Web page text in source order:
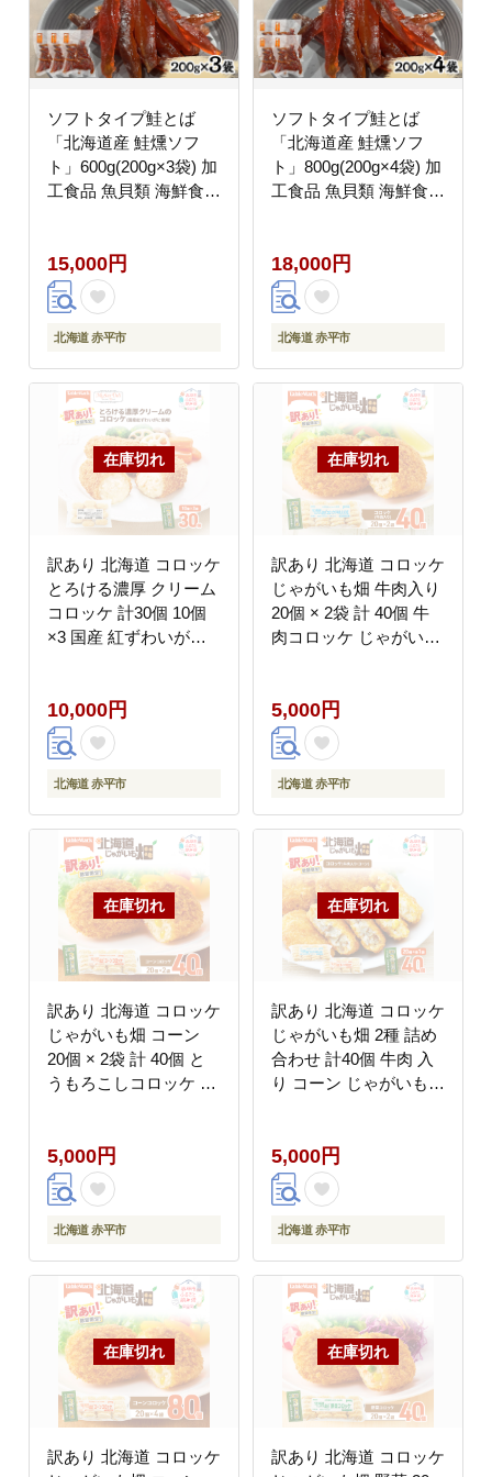
ソフトタイプ鮭とば
「北海道産 鮭燻ソフ
ト」600g(200g×3袋) 加
工食品 魚貝類 海鮮食品
酒の肴 おやつ 乾き物
珍味 北海道 赤平市
15,000円
北海道 赤平市
ソフトタイプ鮭とば
「北海道産 鮭燻ソフ
ト」800g(200g×4袋) 加
工食品 魚貝類 海鮮食品
酒の肴 おやつ 乾き物
珍味 北海道 赤平市
18,000円
北海道 赤平市
訳あり 北海道 コロッケ
とろける濃厚 クリーム
コロッケ 計30個 10個
×3 国産 紅ずわいがに
品 惣菜 弁当 おかず 揚
げ物 セット グルメ 大
容量 冷凍コロッケ 揚げ
るだけ 時短
10,000円
北海道 赤平市
訳あり 北海道 コロッケ
じゃがいも畑 牛肉入り
20個 × 2袋 計 40個 牛
肉コロッケ じゃがいも
揚げ物 グルメ 大容量
冷凍コロッケ 揚げるだ
け 時短
5,000円
北海道 赤平市
訳あり 北海道 コロッケ
じゃがいも畑 コーン
20個 × 2袋 計 40個 と
うもろこしコロッケ じ
当 おかず 揚げ物 グル
メ 大容量 冷凍コロッケ
揚げるだけ 時短
5,000円
北海道 赤平市
訳あり 北海道 コロッケ
じゃがいも畑 2種 詰め
合わせ 計40個 牛肉 入
り コーン じゃがいも最
げ物 グルメ 大容量 冷
凍コロッケ 揚げるだけ
時短
5,000円
北海道 赤平市
訳あり 北海道 コロッケ
訳あり 北海道 コロッケ